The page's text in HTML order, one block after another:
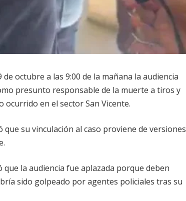
octubre a las 9:00 de la mañana la audiencia
presunto responsable de la muerte a tiros y
ocurrido en el sector San Vicente.
su vinculación al caso proviene de versiones
la audiencia fue aplazada porque deben
sido golpeado por agentes policiales tras su